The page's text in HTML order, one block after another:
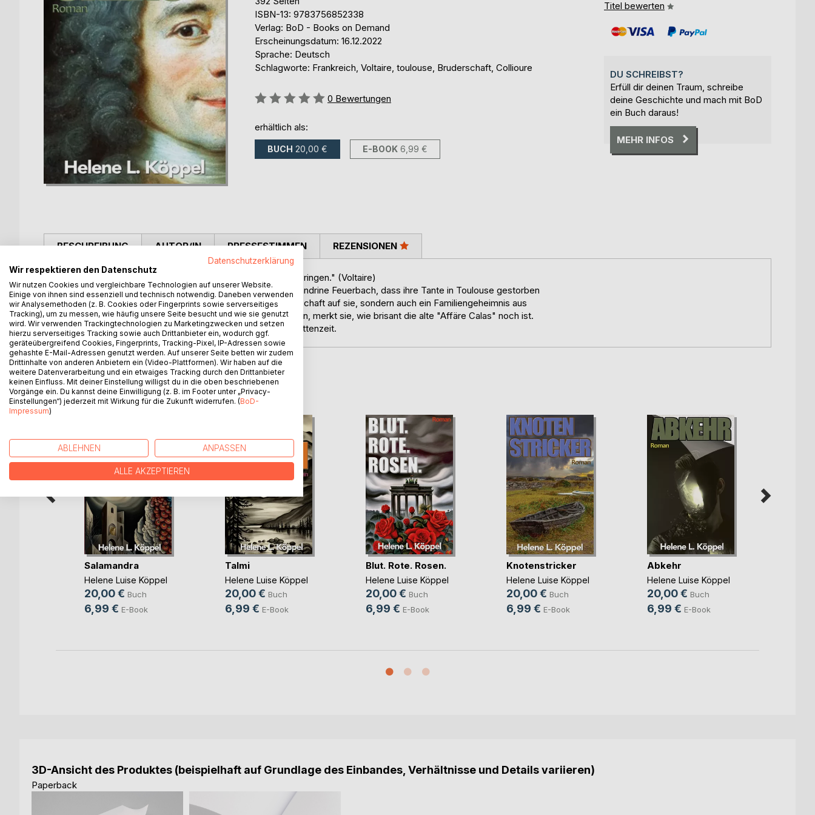
ISBN-13: 9783756852338
Verlag: BoD - Books on Demand
Erscheinungsdatum: 16.12.2022
Sprache: Deutsch
Schlagworte: Frankreich, Voltaire, toulouse, Bruderschaft, Collioure
Bewertung::
0 Bewertungen
erhältlich als:
BUCH 20,00 € E-BOOK 6,99 €
Titel bewerten
DU SCHREIBST?
Erfüll dir deinen Traum, schreibe
deine Geschichte und mach mit BoD
ein Buch daraus!
MEHR INFOS
BESCHREIBUNG
"Unser Ziel muss sein, die Fanatiker um ihren Einfluss zu bringen." (Voltaire)
An ihrem 33. Geburtstag erfährt die Nürnberger Juristin Sandrine Feuerbach, dass ihre Tante in Toulouse gestorben
ist. In Südfrankreich wartet nicht nur eine beachtliche Erbschaft auf sie, sondern auch ein Familiengeheimnis aus
dem 18. Jahrhundert. Als jemand versucht, sie zu ermorden, merkt sie, wie brisant die alte "Affäre Calas" noch ist.
Ein packender Thriller mit historischem Bezug zur Hugenottenzeit.
AUTOR/IN PRESSESTIMMEN REZENSIONEN
WEITERE TITEL BEIBoD
Salamandra
Helene Luise Köppel
20,00 € Buch
6,99 € E-Book
Talmi
Helene Luise Köppel
20,00 € Buch
6,99 € E-Book
Blut. Rote. Rosen.
Helene Luise Köppel
20,00 € Buch
6,99 € E-Book
Knotenstricker
Helene Luise Köppel
20,00 € Buch
6,99 € E-Book
Abkehr
Helene Luise Köppel
20,00 € Buch
6,99 € E-Book
3D-Ansicht des Produktes (beispielhaft auf Grundlage des Einbandes, Verhältnisse und Details variieren)
Paperback
Datenschutzerklärung
Wir respektieren den Datenschutz
Wir nutzen Cookies und vergleichbare Technologien auf unserer Website.
Einige von ihnen sind essenziell und technisch notwendig. Daneben verwenden
wir Analysemethoden (z. B. Cookies oder Fingerprints sowie serverseitiges
Tracking), um zu messen, wie häufig unsere Seite besucht und wie sie genutzt
wird. Wir verwenden Trackingtechnologien zu Marketingzwecken und setzen
hierzu serverseitiges Tracking sowie auch Drittanbieter ein, wodurch ggf.
geräteübergreifend Cookies, Fingerprints, Tracking-Pixel, IP-Adressen sowie
gehashte E-Mail-Adressen genutzt werden. Auf unserer Seite betten wir zudem
Drittinhalte von anderen Anbietern ein (Video-Plattformen). Wir haben auf die
weitere Datenverarbeitung und ein etwaiges Tracking durch den Drittanbieter
keinen Einfluss. Mit deiner Einstellung willigst du in die oben beschriebenen
Vorgänge ein. Du kannst deine Einwilligung (z. B. im Footer unter „Privacy-
Einstellungen“) jederzeit mit Wirkung für die Zukunft widerrufen. (BoD-
Impressum)
ABLEHNEN ANPASSEN
ALLE AKZEPTIEREN